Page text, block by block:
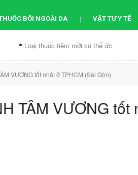
BÔI NGOÀI DA VẬT TƯ Y TẾ
thuốc tiêm mới có thể ức chế...
VƯƠNG tốt nhất ở TPHCM (Sài Gòn)
TÂM VƯƠNG tốt